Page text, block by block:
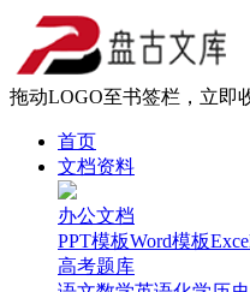
拖动LOGO至书签栏，立即
首页
文档资料
办公文档
PPT模板Word模板
高考题库